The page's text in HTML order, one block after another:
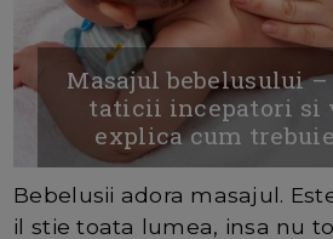
Masajul bebelusului
taticii incepatori si
explica cum
Bebelusii adora masajul.
il stie toata lumea, insa nu